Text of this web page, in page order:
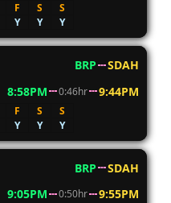
F S
S
Y Y Y
BRP
SDAH
8:58PM 0:46hr 9:44PM
F S
S
Y Y Y
BRP
SDAH
9:05PM 0:50hr 9:55PM